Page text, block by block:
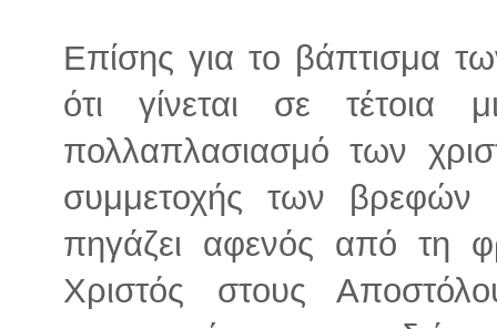
Επίσης για το βάπτισμα
ότι γίνεται σε τέτοια
πολλαπλασιασμό των
συμμετοχής των βρεφών
πηγάζει αφενός από τη
Χριστός στους